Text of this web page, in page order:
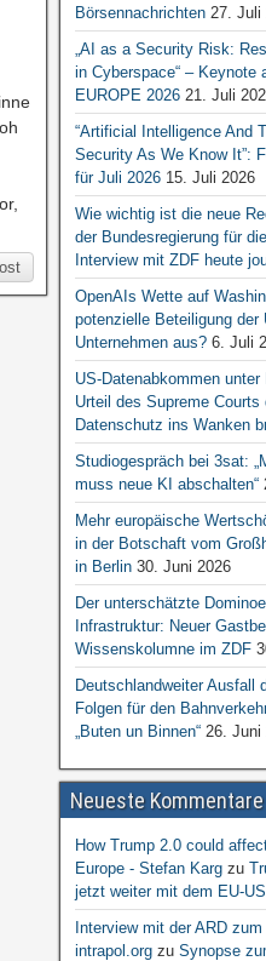
Börsennachrichten 27. Juli
„AI as a Security Risk:
in Cyberspace“ – Keynote
EUROPE 2026 21. Juli
“Artificial Intelligence And
Security As We Know It”:
für Juli 2026 15. Juli 2026
Wie wichtig ist die neue
der Bundesregierung für
Interview mit ZDF heute
OpenAIs Wette auf
potenzielle Beteiligung der
Unternehmen aus? 6. Juli
US-Datenabkommen
Urteil des Supreme
Datenschutz ins Wanken
Studiogespräch bei 3sat:
muss neue KI abschalten“
Mehr europäische
in der Botschaft vom
in Berlin 30. Juni 2026
Der unterschätzte
Infrastruktur: Neuer
Wissenskolumne im ZDF
Deutschlandweiter Ausfall
Folgen für den
„Buten un Binnen“ 26. Juni
Neueste Kommentare
How Trump 2.0 could
Europe - Stefan Kargzu
jetzt weiter mit dem EU-
Interview mit der ARD
intrapol.orgzu Synopse